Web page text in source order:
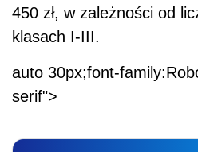
450 zł, w zależności od
klasach I-III.
auto 30px;font-
serif">